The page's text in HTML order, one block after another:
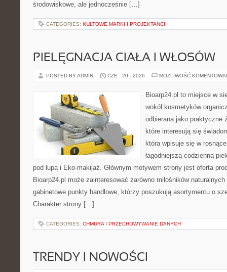
środowiskowe, ale jednocześnie […]
CATEGORIES: KULTOWE MARKI I PROJEKTANCI
PIELĘGNACJA CIAŁA I WŁOSÓW
POSTED BY ADMIN CZE - 20 - 2026 MOŻLIWOŚĆ
Bioarp24.pl to miejsce w
wokół kosmetyków
odbierana jako praktyczne
które interesują się
która wpisuje się w
łagodniejszą codzienną
pod lupą i Eko-makijaż. Głównym motywem strony jest oferta
Bioarp24.pl może zainteresować zarówno miłośników
gabinetowe punkty handlowe, którzy poszukują asortymentu o
Charakter strony […]
CATEGORIES: CHMURA I PRZECHOWYWANIE DANYCH
TRENDY I NOWOŚCI